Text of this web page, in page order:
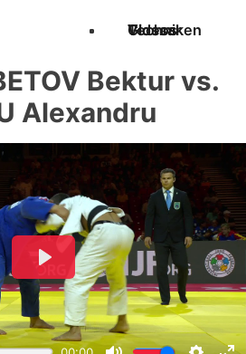
Techniken
Videos
Glossar
Bektur vs.
Alexandru